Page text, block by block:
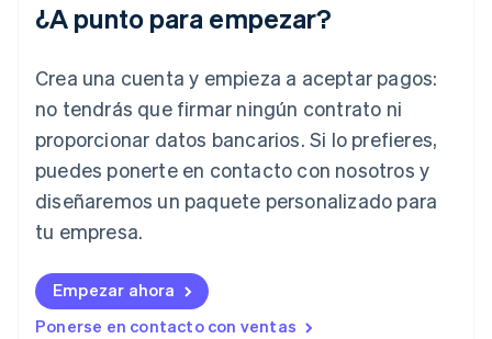
¿A punto para empezar?
Crea una cuenta y empieza a aceptar pagos:
no tendrás que firmar ningún contrato ni
proporcionar datos bancarios. Si lo prefieres,
puedes ponerte en contacto con nosotros y
diseñaremos un paquete personalizado para
tu empresa.
Empezar ahora
Ponerse en contacto con ventas
English
Grecia
Hungría
English
India
English
Irlanda
ItalianoEnglish
日本語English
Letonia
English